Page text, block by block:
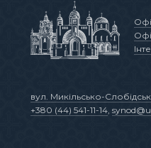
вул. Микільсько-
+380 (44) 541-11-14,